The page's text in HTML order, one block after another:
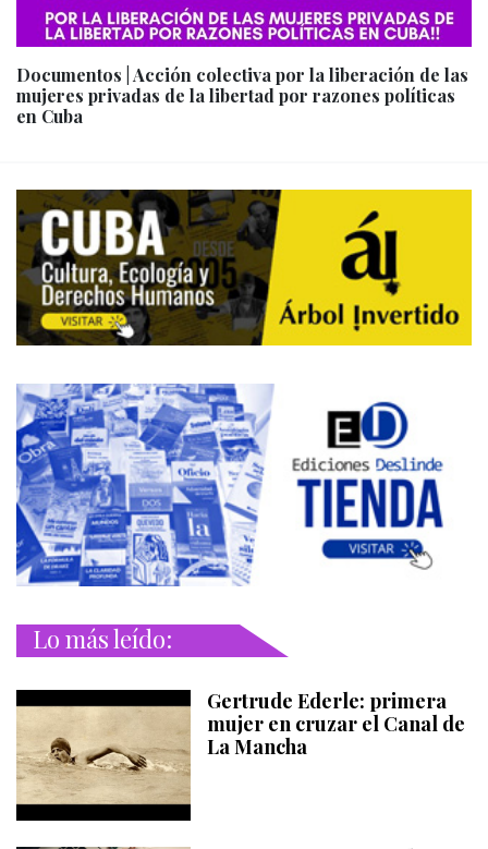
Documentos | Acción colectiva por la liberación de las
mujeres privadas de la libertad por razones políticas
en Cuba
Lo más leído:
Gertrude Ederle: primera
mujer en cruzar el Canal de
La Mancha